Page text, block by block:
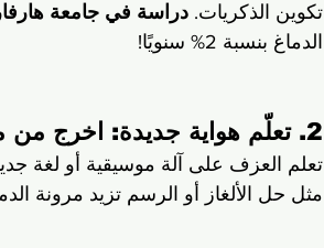
تكوين الذكريات. دراسة في جامعة
الدماغ بنسبة 2% سنويًا!
2. تعلّم هواية جديدة: اخرج من منطقة الراحة
تعلم العزف على آلة موسيقية أو لغة
مثل حل الألغاز أو الرسم تزيد مرونة